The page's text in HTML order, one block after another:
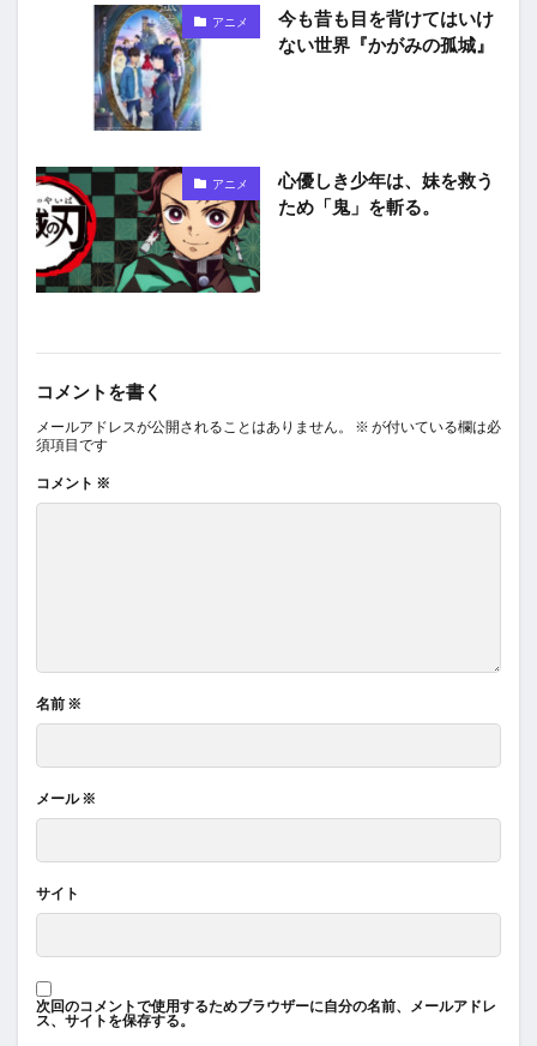
アニメ
今も昔も目を背けてはいけ
ない世界『かがみの孤城』
アニメ
心優しき少年は、妹を救う
ため「鬼」を斬る。
コメントを書く
メールアドレスが公開されることはありません。 ※ が付いている欄は必
須項目です
コメント ※
名前 ※
メール※
サイト
次回のコメントで使用するためブラウザーに自分の名前、メールアドレ
ス、サイトを保存する。